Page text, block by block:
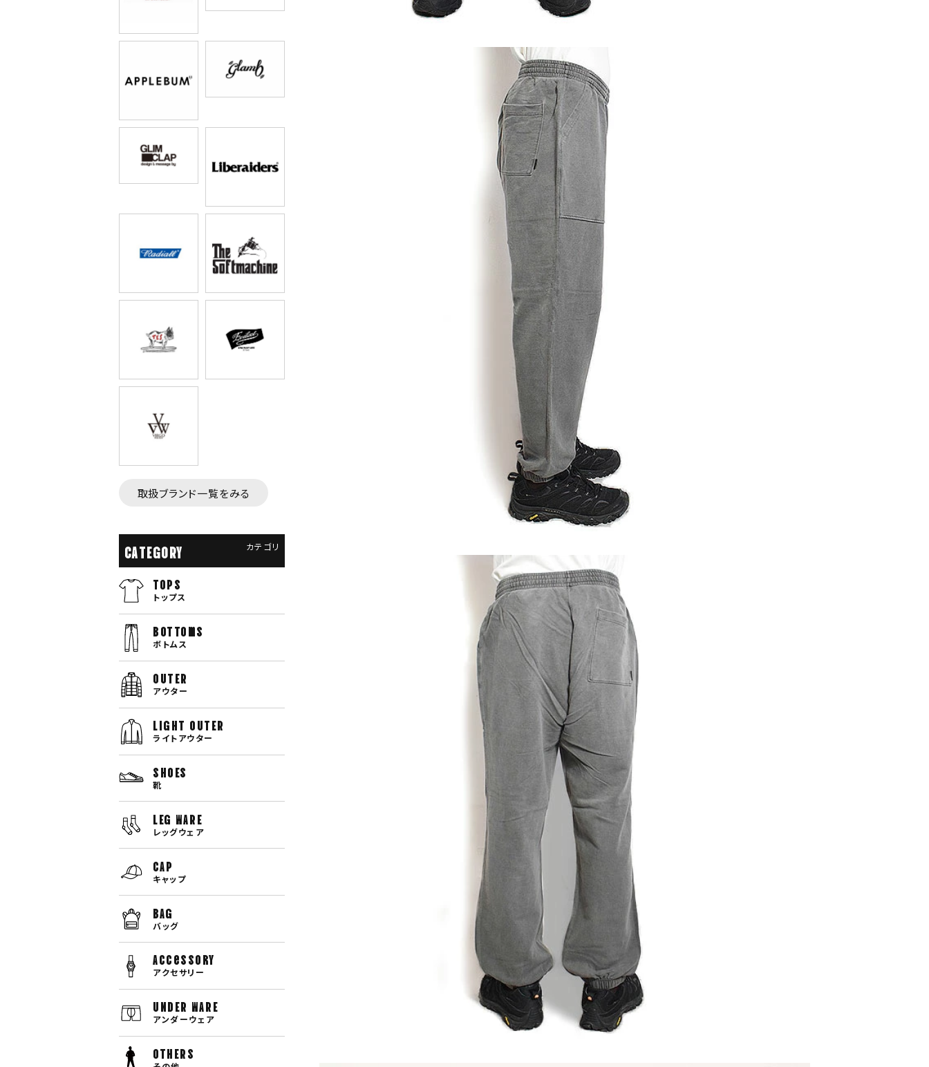
取扱ブランド一覧をみる
CATEGORY カテゴリ
TOPS
トップス
bottoms
ボトムス
OUTER
アウター
LIGHT OUTER
ライトアウター
SHOES
靴
LEG WARE
レッグウェア
CAP
キャップ
BAG
バッグ
Accessory
アクセサリー
UNDER WARE
アンダーウェア
OTHERS